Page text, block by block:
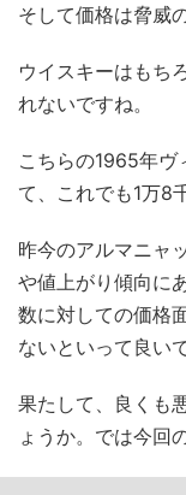
そして価格は脅威
ウイスキーはもち
れないですね。
こちらの1965年
て、これでも1万8
昨今のアルマニャ
や値上がり傾向に
数に対しての価格
ないといって良い
果たして、良くも
ょうか。では今回